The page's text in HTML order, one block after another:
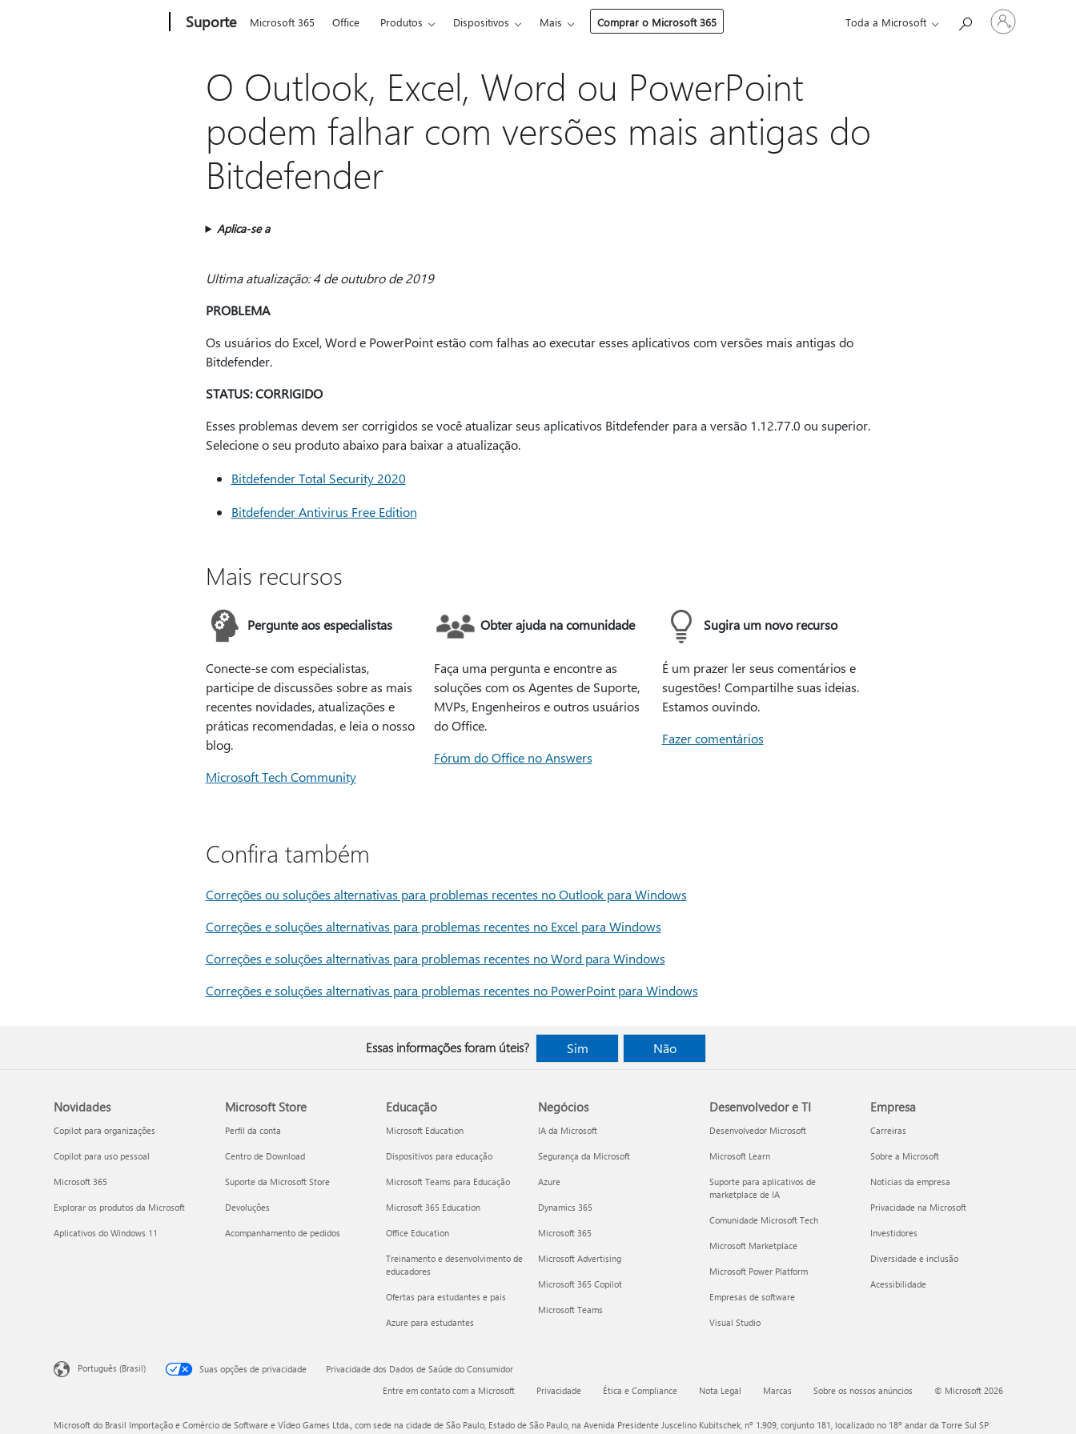
Suporte Microsoft 365 Office Produtos Dispositivos Mais Comprar o Microsoft 365 Toda a Microsoft
Entre
em
sua
O Outlook, Excel, Word ou PowerPoint
podem falhar com versões mais antigas do
Bitdefender
Aplica-se a
Ultima atualização: 4 de outubro de 2019
PROBLEMA
Os usuários do Excel, Word e PowerPoint estão com falhas ao executar esses aplicativos com versões mais antigas do
Bitdefender.
STATUS: CORRIGIDO
Esses problemas devem ser corrigidos se você atualizar seus aplicativos Bitdefender para a versão 1.12.77.0 ou superior.
Selecione o seu produto abaixo para baixar a atualização.
Bitdefender Total Security 2020
Bitdefender Antivirus Free Edition
Mais recursos
Pergunte aos especialistas
Conecte-se com especialistas,
participe de discussões sobre as mais
recentes novidades, atualizações e
práticas recomendadas, e leia o nosso
blog.
Microsoft Tech Community
Obter ajuda na comunidade
Faça uma pergunta e encontre as
soluções com os Agentes de Suporte,
MVPs, Engenheiros e outros usuários
do Office.
Fórum do Office no Answers
Sugira um novo recurso
É um prazer ler seus comentários e
sugestões! Compartilhe suas ideias.
Estamos ouvindo.
Fazer comentários
Confira também
Correções ou soluções alternativas para problemas recentes no Outlook para Windows
Correções e soluções alternativas para problemas recentes no Excel para Windows
Correções e soluções alternativas para problemas recentes no Word para Windows
Correções e soluções alternativas para problemas recentes no PowerPoint para Windows
Essas informações foram úteis? Sim Não
Novidades
Copilot para organizações
Copilot para uso pessoal
Microsoft 365
Explorar os produtos da Microsoft
Aplicativos do Windows 11
Microsoft Store
Perfil da conta
Centro de Download
Suporte da Microsoft Store
Devoluções
Acompanhamento de pedidos
Educação
Microsoft Education
Dispositivos para educação
Microsoft Teams para Educação
Microsoft 365 Education
Office Education
Treinamento e desenvolvimento de
educadores
Ofertas para estudantes e pais
Azure para estudantes
Negócios
IA da Microsoft
Segurança da Microsoft
Azure
Dynamics 365
Microsoft 365
Microsoft Advertising
Microsoft 365 Copilot
Microsoft Teams
Desenvolvedor e TI
Desenvolvedor Microsoft
Microsoft Learn
Suporte para aplicativos de
marketplace de IA
Comunidade Microsoft Tech
Microsoft Marketplace
Microsoft Power Platform
Empresas de software
Visual Studio
Empresa
Carreiras
Sobre a Microsoft
Notícias da empresa
Privacidade na Microsoft
Investidores
Diversidade e inclusão
Acessibilidade
Português (Brasil) Suas opções de privacidade
Privacidade dos Dados de Saúde do Consumidor
Entre em contato com a Microsoft
Privacidade Ética e Compliance Nota Legal Marcas Sobre os nossos anúncios © Microsoft 2026
Microsoft do Brasil Importação e Comércio de Software e Vídeo Games Ltda., com sede na cidade de São Paulo, Estado de São Paulo, na Avenida Presidente Juscelino Kubitschek, nº 1.909, conjunto 181, localizado no 18º andar da Torre Sul SP